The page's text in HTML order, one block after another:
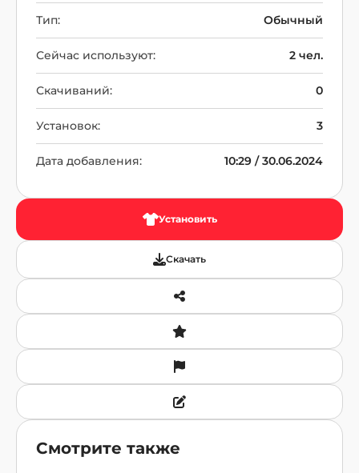
Тип: Обычный
Сейчас используют: 2 чел.
Скачиваний: 0
Установок: 3
Дата добавления: 10:29 / 30.06.2024
Установить
Скачать
Смотрите также